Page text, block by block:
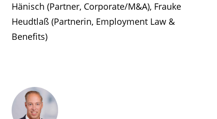
Hänisch (Partner, Corporate/M&A), Frauke
Heudtlaß (Partnerin, Employment Law &
Benefits)